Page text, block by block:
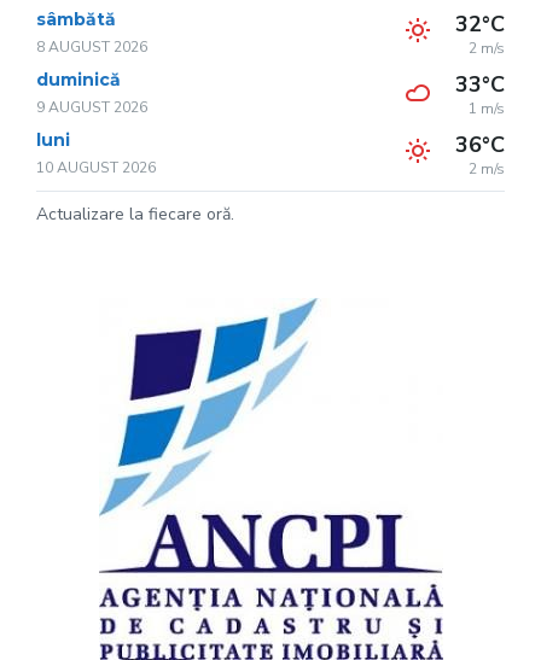
sâmbătă
8 AUGUST 2026
32°C
2 m/s
duminică
9 AUGUST 2026
33°C
1 m/s
luni
10 AUGUST 2026
36°C
2 m/s
Actualizare la fiecare oră.